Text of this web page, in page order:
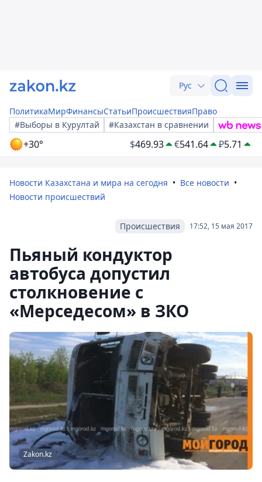
Рус
ПолитикаМирФинансыСтатьиПроисшествияПраво
#Выборы в Курултай
#Казахстан в сравнении
+30° $469.93 €541.64 ₽5.71
Новости Казахстана и мира на сегодня
Все новости
Новости происшествий
17:52, 15 мая 2017
Происшествия
Пьяный кондуктор
автобуса допустил
столкновение с
«Мерседесом» в ЗКО
Zakon.kz